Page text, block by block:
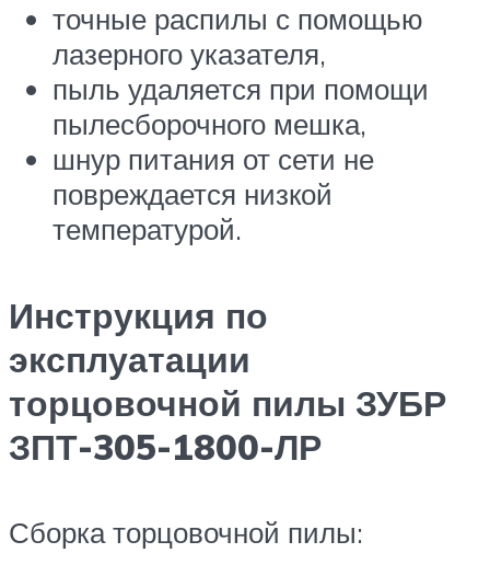
точные распилы с помощью
лазерного указателя,
пыль удаляется при помощи
пылесборочного мешка,
шнур питания от сети не
повреждается низкой
температурой.
Инструкция по
эксплуатации
торцовочной пилы ЗУБР
ЗПТ-305-1800-ЛР
Сборка торцовочной пилы: